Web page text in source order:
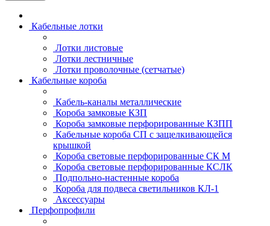
Кабельные лотки
Лотки листовые
Лотки лестничные
Лотки проволочные (сетчатые)
Кабельные короба
Кабель-каналы металлические
Короба замковые КЗП
Короба замковые перфорированные КЗПП
Кабельные короба СП с защелкивающейся
крышкой
Короба световые перфорированные СК М
Короба световые перфорированные КСЛК
Подпольно-настенные короба
Короба для подвеса светильников КЛ-1
Аксессуары
Перфопрофили